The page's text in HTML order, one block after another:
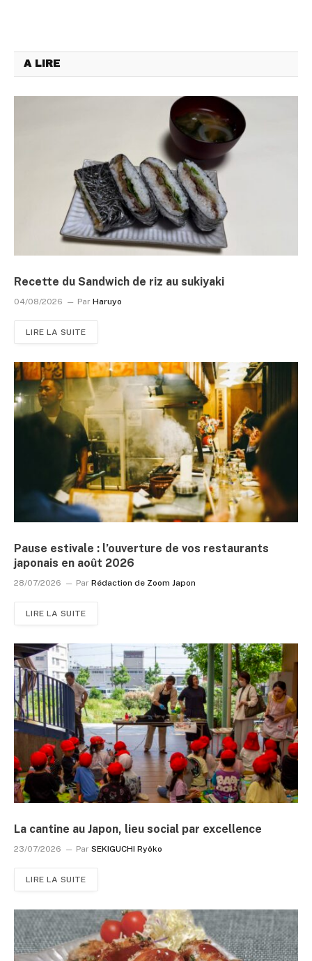
A LIRE
Recette du Sandwich de riz au sukiyaki
04/08/2026 Par Haruyo
LIRE LA SUITE
Pause estivale : l’ouverture de vos restaurants
japonais en août 2026
28/07/2026 Par Rédaction de Zoom Japon
LIRE LA SUITE
La cantine au Japon, lieu social par excellence
23/07/2026 Par SEKIGUCHI Ryôko
LIRE LA SUITE